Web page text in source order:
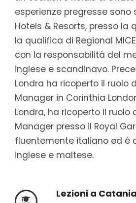
esperienze pregresse sono
Hotels & Resorts, presso la
la qualifica di Regional
con la responsabilità del
inglese e scandinavo.
Londra ha ricoperto il ruolo
Manager in Corinthia
Londra, ha ricoperto il ruolo
Manager presso il Royal
fluentemente italiano ed è
inglese e maltese.
Lezioni a Catania